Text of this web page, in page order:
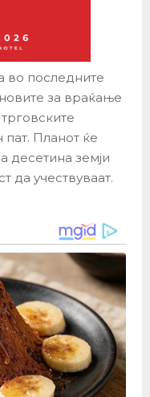
во последните
за враќање
Планот ќе
десетина земји
да учествуваат.